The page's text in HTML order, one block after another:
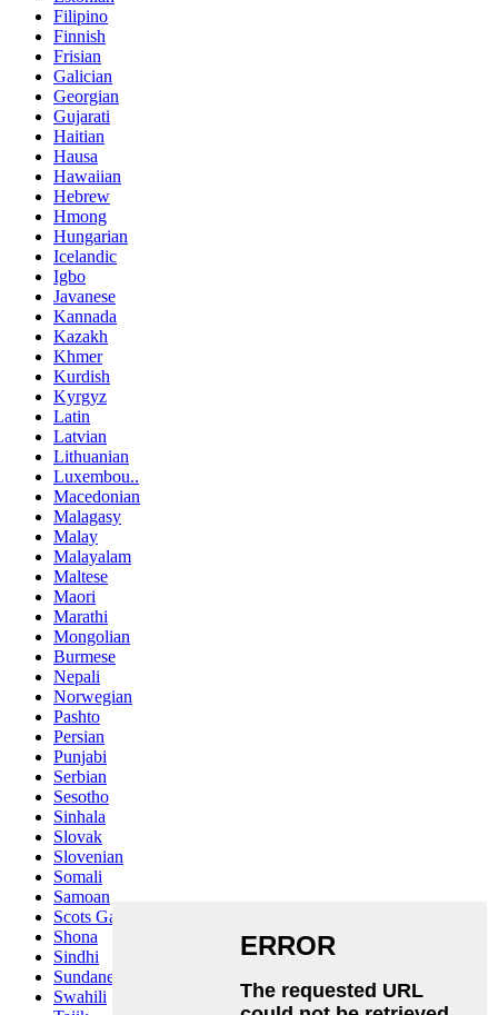
Filipino
Finnish
Frisian
Galician
Georgian
Gujarati
Haitian
Hausa
Hawaiian
Hebrew
Hmong
Hungarian
Icelandic
Igbo
Javanese
Kannada
Kazakh
Khmer
Kurdish
Kyrgyz
Latin
Latvian
Lithuanian
Luxembou..
Macedonian
Malagasy
Malay
Malayalam
Maltese
Maori
Marathi
Mongolian
Burmese
Nepali
Norwegian
Pashto
Persian
Punjabi
Serbian
Sesotho
Sinhala
Slovak
Slovenian
Somali
Samoan
Scots Gaelic
Shona
Sindhi
Sundanese
Swahili